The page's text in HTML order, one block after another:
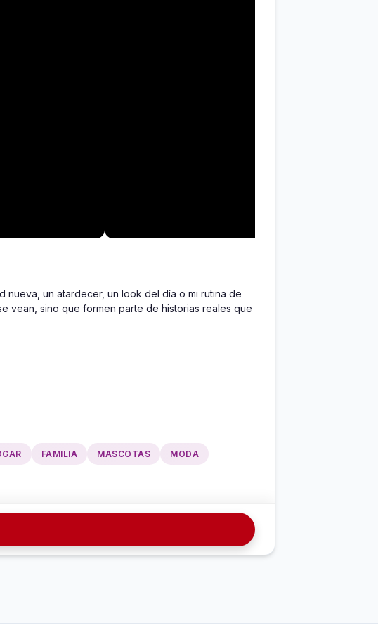
nueva, un atardecer, un look del día o mi rutina de
vean, sino que formen parte de historias reales que
FAMILIA MASCOTAS MODA